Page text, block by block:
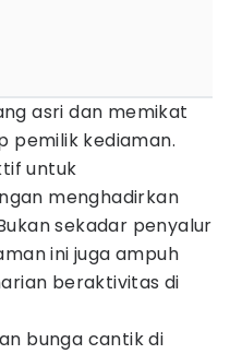
asri dan memikat
pemilik kediaman.
untuk
menghadirkan
sekadar penyalur
ini juga ampuh
beraktivitas di
bunga cantik di